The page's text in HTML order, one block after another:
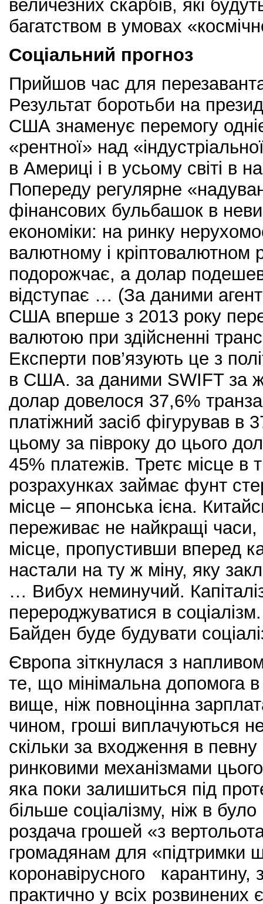
величезних скарбів, які
багатством в умовах
Соціальний прогноз
Прийшов час для
Результат боротьби на
США знаменує перемогу
«рентної» над
в Америці і в усьому світі в
Попереду регулярне
фінансових бульбашок в
економіки: на ринку
валютному і
подорожчає, а долар
відступає … (За даними
США вперше з 2013 року
валютою при здійсненні
Експерти пов’язують це з
в США. за даними SWIFT за
долар довелося 37,6%
платіжний засіб фігурував в
цьому за півроку до цього
45% платежів. Третє місце в
розрахунках займає фунт
місце – японська ієна.
переживає не найкращі
місце, пропустивши вперед
настали на ту ж міну, яку
… Вибух неминучий.
перероджуватися в
Байден буде будувати
Європа зіткнулася з
те, що мінімальна допомога в
вище, ніж повноцінна
чином, гроші виплачуються
скільки за входження в
ринковими механізмами
яка поки залишиться під
більше соціалізму, ніж в
роздача грошей «з
громадянам для «підтримки
коронавірусного карантину,
практично у всіх розвинених